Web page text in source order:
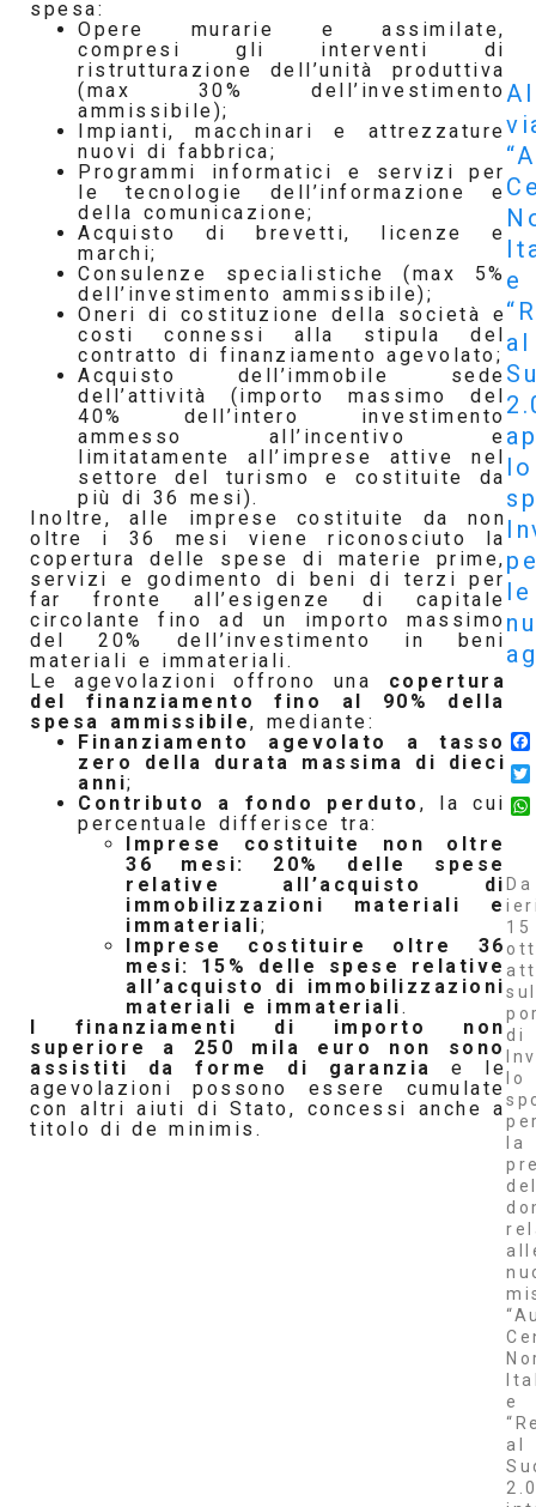
spesa:
Opere murarie e assimilate,
compresi gli interventi di
ristrutturazione dell’unità produttiva
(max 30% dell’investimento
ammissibile);
Impianti, macchinari e attrezzature
nuovi di fabbrica;
Programmi informatici e servizi per
le tecnologie dell’informazione e
della comunicazione;
Acquisto di brevetti, licenze e
marchi;
Consulenze specialistiche (max 5%
dell’investimento ammissibile);
Oneri di costituzione della società e
costi connessi alla stipula del
contratto di finanziamento agevolato;
Acquisto dell’immobile sede
dell’attività (importo massimo del
40% dell’intero investimento
ammesso all’incentivo e
limitatamente all’imprese attive nel
settore del turismo e costituite da
più di 36 mesi).
Inoltre, alle imprese costituite da non
oltre i 36 mesi viene riconosciuto la
copertura delle spese di materie prime,
servizi e godimento di beni di terzi per
far fronte all’esigenze di capitale
circolante fino ad un importo massimo
del 20% dell’investimento in beni
materiali e immateriali.
Le agevolazioni offrono una copertura
del finanziamento fino al 90% della
spesa ammissibile, mediante:
Finanziamento agevolato a tasso
zero della durata massima di dieci
anni;
Contributo a fondo perduto , la cui
percentuale differisce tra:
Imprese costituite non oltre
36 mesi: 20% delle spese
relative all’acquisto di
immobilizzazioni materiali e
immateriali;
Imprese costituire oltre 36
mesi: 15% delle spese relative
all’acquisto di immobilizzazioni
materiali e immateriali.
I finanziamenti di importo non
superiore a 250 mila euro non sono
assistiti da forme di garanzia
e le
agevolazioni possono essere cumulate
con altri aiuti di Stato, concessi anche a
titolo di de minimis.
Al
e
al
lo
le
Da
15
sul
di
lo
la
e
al